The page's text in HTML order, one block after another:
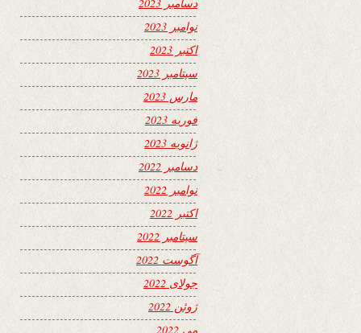
نوامبر 2023
اکتبر 2023
سپتامبر 2023
مارس 2023
فوریه 2023
ژانویه 2023
دسامبر 2022
نوامبر 2022
اکتبر 2022
سپتامبر 2022
آگوست 2022
جولای 2022
ژوئن 2022
می 2022